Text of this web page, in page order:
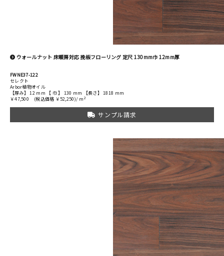
ウォールナット 床暖房対応 挽板フローリング 定尺 130mm巾 12mm厚
FWNE37-122
セレクト
Arbor植物オイル
【厚み】 12 mm 【 巾 】 130 mm 【長さ】 1818 mm
￥47,500
(税込価格 ￥52,250)/ m 2
サンプル請求